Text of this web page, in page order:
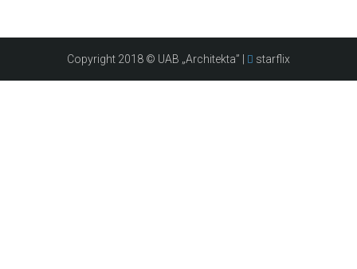
Copyright 2018 © UAB „Architekta” | starflix